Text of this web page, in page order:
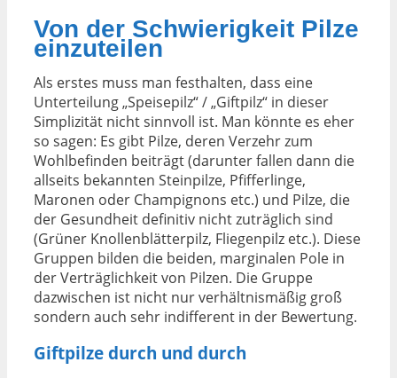
Von der Schwierigkeit Pilze
einzuteilen
Als erstes muss man festhalten, dass eine
Unterteilung „Speisepilz“ / „Giftpilz“ in dieser
Simplizität nicht sinnvoll ist. Man könnte es eher
so sagen: Es gibt Pilze, deren Verzehr zum
Wohlbefinden beiträgt (darunter fallen dann die
allseits bekannten Steinpilze, Pfifferlinge,
Maronen oder Champignons etc.) und Pilze, die
der Gesundheit definitiv nicht zuträglich sind
(Grüner Knollenblätterpilz, Fliegenpilz etc.). Diese
Gruppen bilden die beiden, marginalen Pole in
der Verträglichkeit von Pilzen. Die Gruppe
dazwischen ist nicht nur verhältnismäßig groß
sondern auch sehr indifferent in der Bewertung.
Giftpilze durch und durch